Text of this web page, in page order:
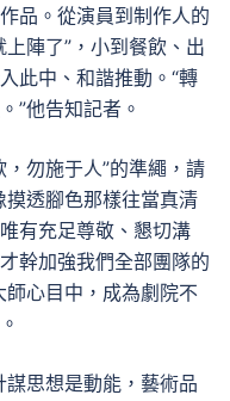
品。從演員到制作人的
陣了”，小到餐飲、出
此中、和諧推動。“轉
”他告知記者。
勿施于人”的準繩，請
摸透腳色那樣往當真清
有充足尊敬、懇切溝
幹加強我們全部團隊的
師心目中，成為劇院不
思想是動能，藝術品